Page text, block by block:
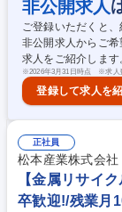
構内作業 ◆ガス、ア
ン、重機、フォークリフ
型・大型ドライバ
非公開求人
ご登録いただくと、
非公開求人からご希
求人をご紹介します
※2026年3月31日時点 ※求人
登録して求人を
正社員
松本産業株式会社
【金属リサイ
卒歓迎!/残業月